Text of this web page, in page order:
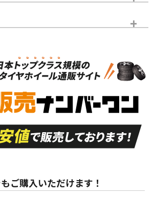
S
新車外し品（新古
付き
少なく、
ほとんど
古品
A
走行距離も少なく、
非常に状態の良い中
古品
品
んどない中古品
ご購入いただけます！